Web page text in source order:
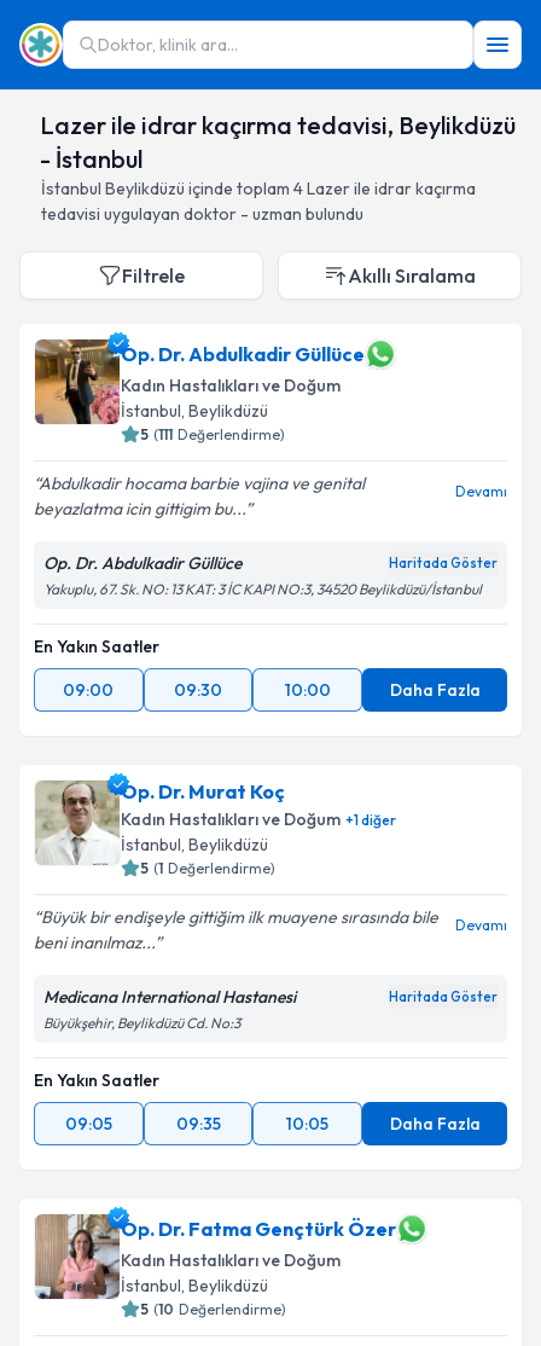
Doktor, klinik ara...
Lazer ile idrar kaçırma tedavisi, Beylikdüzü
- İstanbul
İstanbul Beylikdüzü içinde toplam 4Lazer ile idrar kaçırma
tedavisi uygulayan doktor - uzman bulundu
Filtrele Akıllı Sıralama
Op. Dr. Abdulkadir Güllüce
Kadın Hastalıkları ve Doğum
İstanbul, Beylikdüzü
5 (111 Değerlendirme)
Abdulkadir hocama barbie vajina ve genital
beyazlatma icin gittigim bu...
Devamı
Op. Dr. Abdulkadir Güllüce Haritada Göster
Yakuplu, 67. Sk. NO: 13 KAT: 3 İC KAPI NO:3, 34520 Beylikdüzü/İstanbul
En Yakın Saatler
09:00
09:30 10:00 Daha Fazla
Op. Dr. Murat Koç
Kadın Hastalıkları ve Doğum +1diğer
İstanbul, Beylikdüzü
5 (1 Değerlendirme)
Büyük bir endişeyle gittiğim ilk muayene sırasında bile
beni inanılmaz...
Devamı
Medicana International Hastanesi Haritada Göster
Büyükşehir, Beylikdüzü Cd. No:3
En Yakın Saatler
09:05
09:35 10:05 Daha Fazla
Op. Dr. Fatma Gençtürk Özer
Kadın Hastalıkları ve Doğum
İstanbul, Beylikdüzü
5 (10 Değerlendirme)